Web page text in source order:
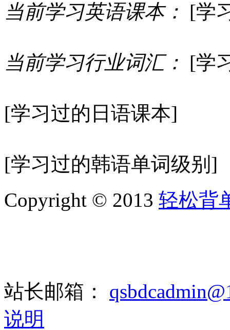
当前学习英语课本： [学
当前学习行业词汇： [学
[学习过的日语课本]
[学习过的韩语单词级别]
Copyright © 2013 轻松背
站长邮箱：
说明